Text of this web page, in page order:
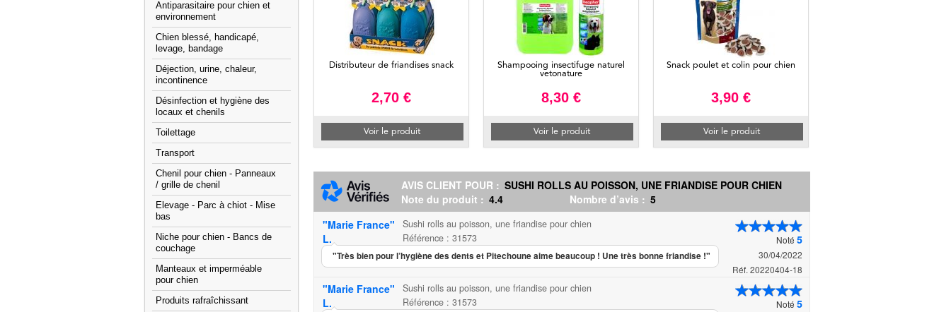
Antiparasitaire pour chien et
environnement
Chien blessé, handicapé,
levage, bandage
Déjection, urine, chaleur,
incontinence
Désinfection et hygiène des
locaux et chenils
Toilettage
Transport
Chenil pour chien - Panneaux
/ grille de chenil
Elevage - Parc à chiot - Mise
bas
Niche pour chien - Bancs de
couchage
Manteaux et imperméable
pour chien
Produits rafraîchissant
Distributeur de friandises snack
2,70 €
Voir le produit
Shampooing insectifuge naturel
vetonature
8,30 €
Voir le produit
Snack poulet et colin pour chien
3,90 €
Voir le produit
AVIS CLIENT POUR : SUSHI ROLLS AU POISSON, UNE FRIANDISE POUR CHIEN
Note du produit : 4.4 Nombre d’avis : 5
Noté 5
30/04/2022
Réf. 20220404-18
"Marie France"
L.
Sushi rolls au poisson, une friandise pour chien
Référence : 31573
"Très bien pour l’hygiène des dents et Pitechoune aime beaucoup ! Une très bonne friandise !"
Noté 5
"Marie France"
L.
Sushi rolls au poisson, une friandise pour chien
Référence : 31573